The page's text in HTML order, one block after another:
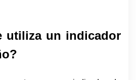
utiliza un indicador